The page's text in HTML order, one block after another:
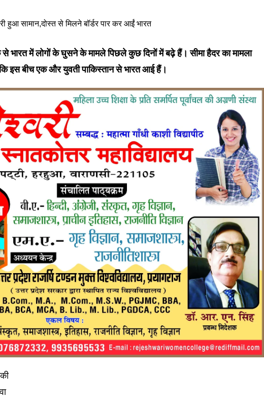
भारत में लोगों के घुसने के मामले पिछले कुछ दिनों में बढ़े हैं। सीमा हैदर का मामला
इस बीच एक और युवती पाकिस्तान से भारत आई हैं।